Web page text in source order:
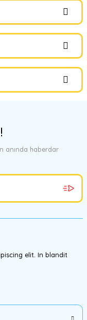
anında haberdar
elit. In blandit